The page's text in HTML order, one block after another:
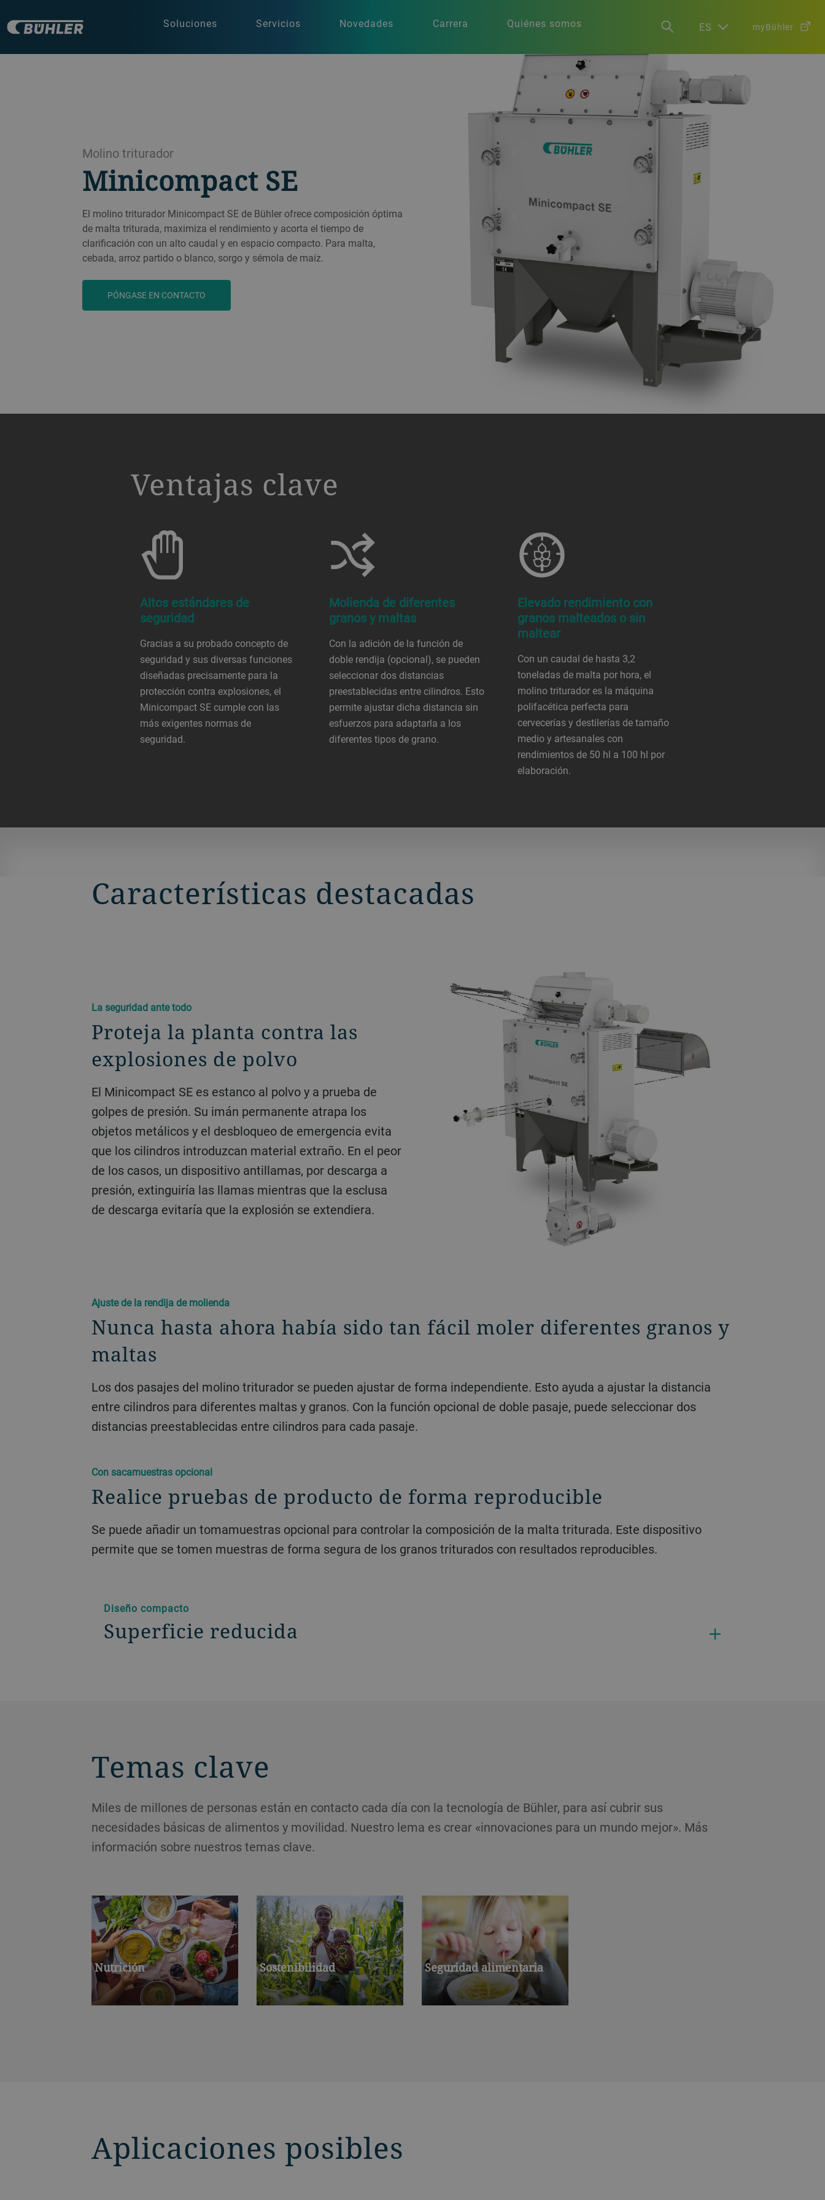
Soluciones Servicios Novedades Carrera Quiénes somos ES myBühler
Molino triturador
Minicompact SE
El molino triturador Minicompact SE de Bühler ofrece composición óptima
de malta triturada, maximiza el rendimiento y acorta el tiempo de
clarificación con un alto caudal y en espacio compacto. Para malta,
cebada, arroz partido o blanco, sorgo y sémola de maíz.
PÓNGASE EN CONTACTO
Ventajas clave
Altos estándares de
seguridad
Gracias a su probado concepto de
seguridad y sus diversas funciones
diseñadas precisamente para la
protección contra explosiones, el
Minicompact SE cumple con las
más exigentes normas de
seguridad.
Molienda de diferentes
granos y maltas
Con la adición de la función de
doble rendija (opcional), se pueden
seleccionar dos distancias
preestablecidas entre cilindros. Esto
permite ajustar dicha distancia sin
esfuerzos para adaptarla a los
diferentes tipos de grano.
Elevado rendimiento con
granos malteados o sin
maltear
Con un caudal de hasta 3,2
toneladas de malta por hora, el
molino triturador es la máquina
polifacética perfecta para
cervecerías y destilerías de tamaño
medio y artesanales con
rendimientos de 50 hl a 100 hl por
elaboración.
Características destacadas
La seguridad ante todo
Proteja la planta contra las
explosiones de polvo
El Minicompact SE es estanco al polvo y a prueba de
golpes de presión. Su imán permanente atrapa los
objetos metálicos y el desbloqueo de emergencia evita
que los cilindros introduzcan material extraño. En el peor
de los casos, un dispositivo antillamas, por descarga a
presión, extinguiría las llamas mientras que la esclusa
de descarga evitaría que la explosión se extendiera.
Ajuste de la rendija de molienda
Nunca hasta ahora había sido tan fácil moler diferentes granos y
maltas
Los dos pasajes del molino triturador se pueden ajustar de forma independiente. Esto ayuda a ajustar la distancia
entre cilindros para diferentes maltas y granos. Con la función opcional de doble pasaje, puede seleccionar dos
distancias preestablecidas entre cilindros para cada pasaje.
Con sacamuestras opcional
Realice pruebas de producto de forma reproducible
Se puede añadir un tomamuestras opcional para controlar la composición de la malta triturada. Este dispositivo
permite que se tomen muestras de forma segura de los granos triturados con resultados reproducibles.
Diseño compacto
Superficie reducida
Temas clave
Miles de millones de personas están en contacto cada día con la tecnología de Bühler, para así cubrir sus
necesidades básicas de alimentos y movilidad. Nuestro lema es crear «innovaciones para un mundo mejor». Más
información sobre nuestros temas clave.
Nutrición Sostenibilidad Seguridad alimentaria
Aplicaciones posibles